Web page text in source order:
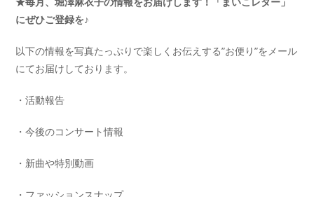
にぜひご登録を♪
以下の情報を写真たっぷりで楽しくお伝えする”お便り”をメール
にてお届けしております。
・活動報告
・今後のコンサート情報
・新曲や特別動画